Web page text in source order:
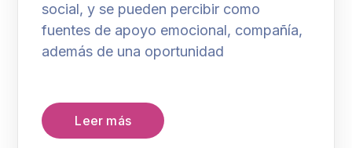
social, y se pueden percibir como
fuentes de apoyo emocional, compañía,
además de una oportunidad
Leer más